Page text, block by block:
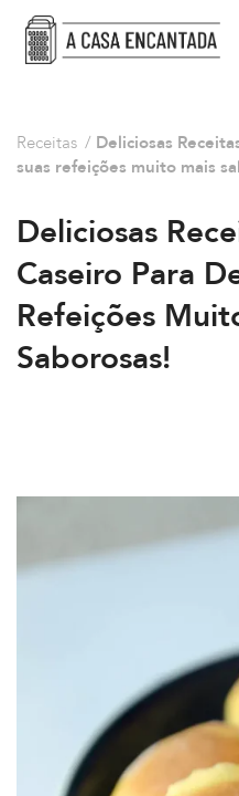
Receitas / Deliciosas
suas refeições muito mais
Deliciosas
Caseiro Para
Refeições
Saborosas!